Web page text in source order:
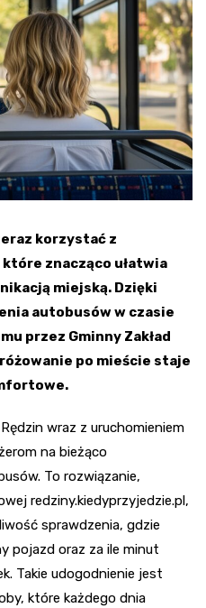
korzystać z
znacząco ułatwia
miejską. Dzięki
autobusów w czasie
przez Gminny Zakład
po mieście staje
wraz z uruchomieniem
na bieżąco
To rozwiązanie,
redziny.kiedyprzyjedzie.pl,
sprawdzenia, gdzie
pojazd oraz za ile minut
Takie udogodnienie jest
które każdego dnia